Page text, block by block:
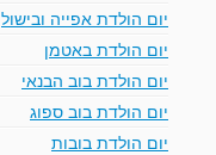
יום הולדת אפייה ובישול
יום הולדת באטמן
יום הולדת בוב הבנאי
יום הולדת בוב ספוג
יום הולדת בובות